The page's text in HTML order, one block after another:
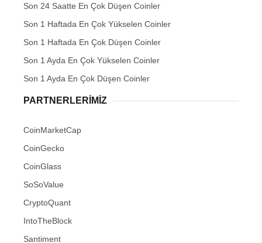
Son 24 Saatte En Çok Düşen Coinler
Son 1 Haftada En Çok Yükselen Coinler
Son 1 Haftada En Çok Düşen Coinler
Son 1 Ayda En Çok Yükselen Coinler
Son 1 Ayda En Çok Düşen Coinler
PARTNERLERIMIZ
CoinMarketCap
CoinGecko
CoinGlass
SoSoValue
CryptoQuant
IntoTheBlock
Santiment